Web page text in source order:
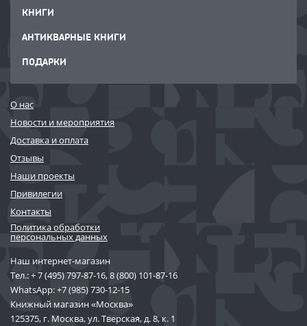
КНИГИ
АНТИКВАРНЫЕ КНИГИ
ПОДАРКИ
О нас
Новости и мероприятия
Доставка и оплата
Отзывы
Наши проекты
Привилегии
Контакты
Политика обработки
персональных данных
Наш интернет-магазин
Тел.:+ 7 (495) 797-87-16,8 (800) 101-87-16
WhatsApp:+7 (985) 730-12-15
Книжный магазин «Москва»
125375, г. Москва, ул. Тверская, д. 8, к. 1